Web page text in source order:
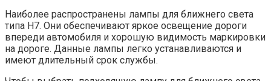
Наиболее распространены лампы для ближнего света
типа H7. Они обеспечивают яркое освещение дороги
впереди автомобиля и хорошую видимость маркировки
на дороге. Данные лампы легко устанавливаются и
имеют длительный срок службы.